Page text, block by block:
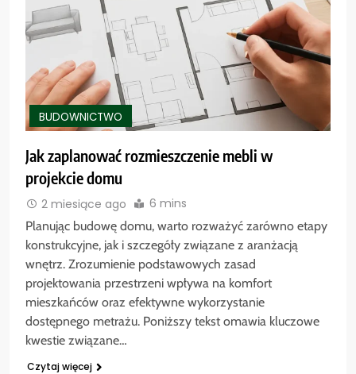
BUDOWNICTWO
Jak zaplanować rozmieszczenie mebli w
projekcie domu
2 miesiące ago 6 mins
Planując budowę domu, warto rozważyć zarówno etapy
konstrukcyjne, jak i szczegóły związane z aranżacją
wnętrz. Zrozumienie podstawowych zasad
projektowania przestrzeni wpływa na komfort
mieszkańców oraz efektywne wykorzystanie
dostępnego metrażu. Poniższy tekst omawia kluczowe
kwestie związane…
Czytaj więcej